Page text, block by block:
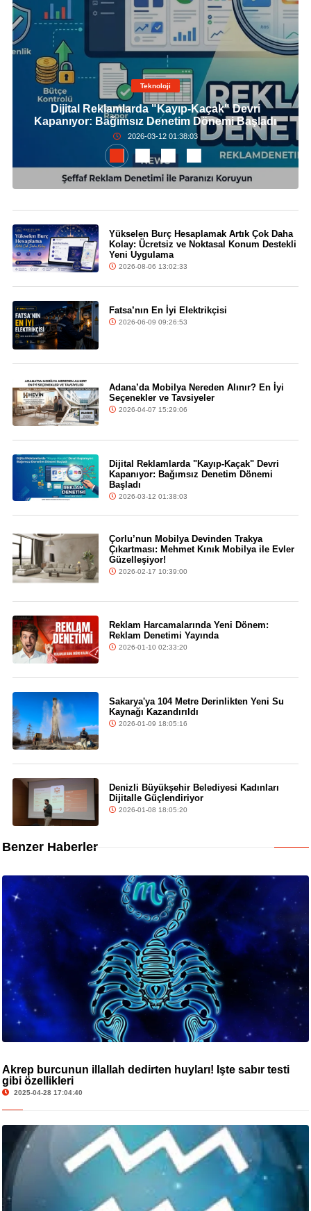
Teknoloji
Dijital Reklamlarda "Kayıp-Kaçak" Devri
Kapanıyor: Bağımsız Denetim Dönemi Başladı
2026-03-12 01:38:03
Yükselen Burç Hesaplamak Artık Çok Daha
Kolay: Ücretsiz ve Noktasal Konum Destekli
Yeni Uygulama
2026-08-06 13:02:33
Fatsa’nın En İyi Elektrikçisi
2026-06-09 09:26:53
Adana’da Mobilya Nereden Alınır? En İyi
Seçenekler ve Tavsiyeler
2026-04-07 15:29:06
Dijital Reklamlarda "Kayıp-Kaçak" Devri
Kapanıyor: Bağımsız Denetim Dönemi
Başladı
2026-03-12 01:38:03
Çorlu’nun Mobilya Devinden Trakya
Çıkartması: Mehmet Kınık Mobilya ile Evler
Güzelleşiyor!
2026-02-17 10:39:00
Reklam Harcamalarında Yeni Dönem:
Reklam Denetimi Yayında
2026-01-10 02:33:20
Sakarya'ya 104 Metre Derinlikten Yeni Su
Kaynağı Kazandırıldı
2026-01-09 18:05:16
Denizli Büyükşehir Belediyesi Kadınları
Dijitalle Güçlendiriyor
2026-01-08 18:05:20
Benzer Haberler
Akrep burcunun illallah dedirten huyları! İşte sabır testi
gibi özellikleri
2025-04-28 17:04:40